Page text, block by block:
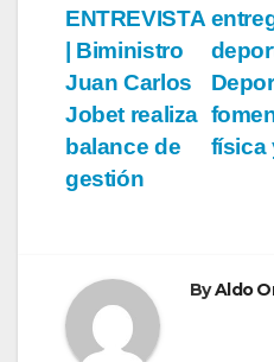
de
entradas
física
ENTREVISTA
| Biministro
Juan Carlos
Jobet realiza
balance de
gestión
ByAldo